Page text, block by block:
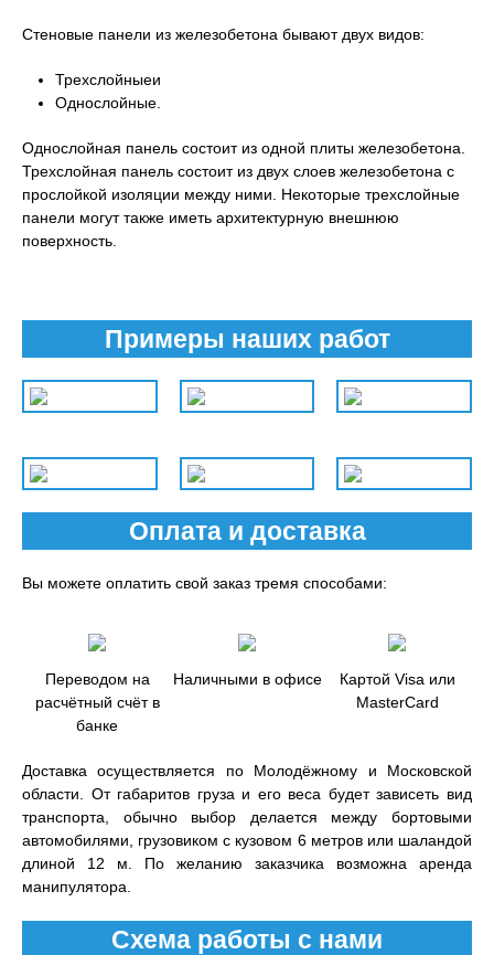
Стеновые панели из железобетона бывают двух видов:
Трехслойныеи
Однослойные.
Однослойная панель состоит из одной плиты железобетона.
Трехслойная панель состоит из двух слоев железобетона с
прослойкой изоляции между ними. Некоторые трехслойные
панели могут также иметь архитектурную внешнюю
поверхность.
Примеры наших работ
Оплата и доставка
Вы можете оплатить свой заказ тремя способами:
Переводом на
расчётный счёт в
банке
Наличными в офисе
Картой Visa или
MasterCard
Доставка осуществляется по Молодёжному и Московской
области. От габаритов груза и его веса будет зависеть вид
транспорта, обычно выбор делается между бортовыми
автомобилями, грузовиком с кузовом 6 метров или шаландой
длиной 12 м. По желанию заказчика возможна аренда
манипулятора.
Схема работы с нами